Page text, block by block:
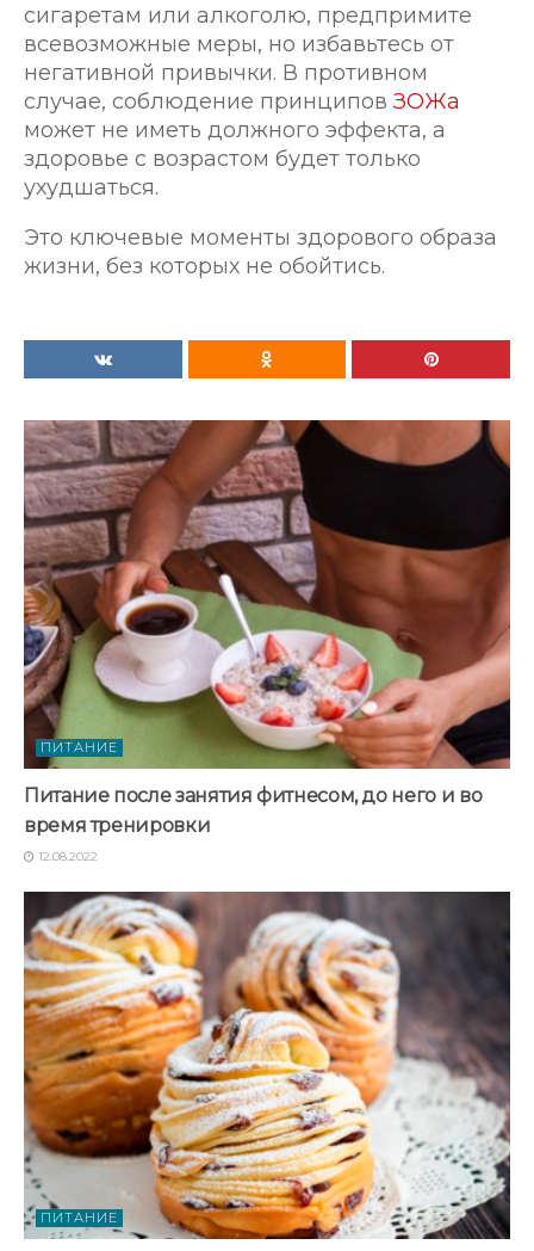
сигаретам или алкоголю, предпримите
всевозможные меры, но избавьтесь от
негативной привычки. В противном
случае, соблюдение принципов ЗОЖа
может не иметь должного эффекта, а
здоровье с возрастом будет только
ухудшаться.
Это ключевые моменты здорового образа
жизни, без которых не обойтись.
ПИТАНИЕ
Питание после занятия фитнесом, до него и во
время тренировки
12.08.2022
ПИТАНИЕ